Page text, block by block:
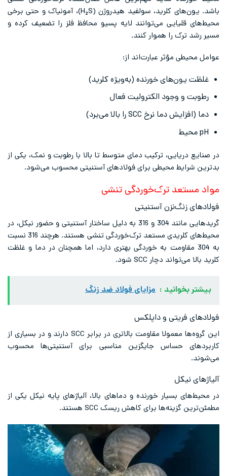
باشد. یون‌های کلرید، سولفید هیدروژن (H₂S)، آمونیاک و حتی برخی
محیط‌های قلیایی می‌توانند لایه پسیو محافظ فلز را تضعیف کرده و
مسیر رشد ترک را هموار کنند.
عوامل محیطی مؤثر عبارت‌اند از:
غلظت یون‌های خورنده (به‌ویژه کلرید)
رطوبت و وجود الکترولیت فعال
دما (افزایش دما نرخ SCC را بالا می‌برد)
pH محیط
در صنایع دریایی، ترکیب دمای متوسط تا بالا با رطوبت و نمک، یکی از
بدترین شرایط محیطی برای فولادهای آستنیتی محسوب می‌شود.
مواد مستعد ترک‌خوردگی تنشی
فولادهای زنگ‌نزن آستنیتی
گریدهایی مانند 304 و 316 به دلیل ساختار آستنیتی و حضور نیکل، در
محیط‌های کلریدی مستعد ترک‌خوردگی تنشی هستند. هرچند 316 نسبت
به 304 مقاومت به خوردگی بهتری دارد، اما همچنان در دما و غلظت
کلرید بالا می‌تواند دچار SCC شود.
بیشتر بخوانید : مزایای فولاد ضد زنگ
فولادهای فریتی و داپلکس
این گروه‌ها معمولا مقاومت بالاتری در برابر SCC دارند و در بسیاری از
کاربردهای حساس جایگزین مناسبی برای آستنیتی‌ها محسوب
می‌شوند.
آلیاژهای نیکل
در محیط‌های بسیار خورنده و دماهای بالا، آلیاژهای ‌پایه نیکل یکی از
مطمئن‌ترین گزینه‌ها برای کاهش ریسک SCC هستند.